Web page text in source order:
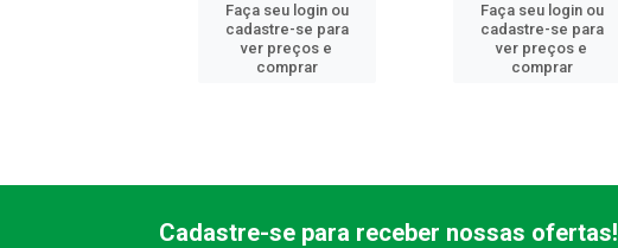
Faça seu login ou
cadastre-se para
ver preços e
comprar
Faça seu login ou
cadastre-se para
ver preços e
comprar
Cadastre-se para receber nossas ofertas!